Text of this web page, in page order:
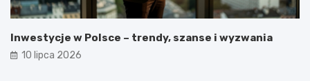
Inwestycje w Polsce – trendy, szanse i wyzwania
10 lipca 2026